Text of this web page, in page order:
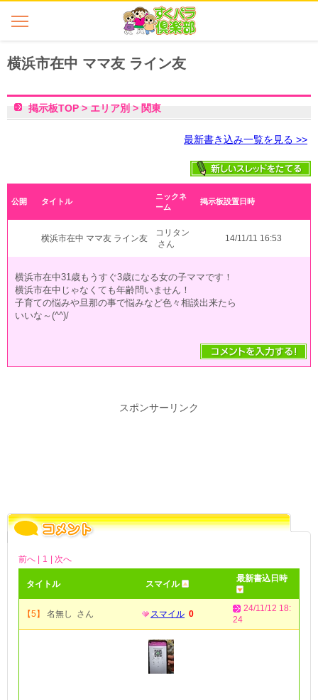
横浜市在中 ママ友 ライン友
最新書き込み一覧を見る >>
掲示板TOP > エリア別 > 関東
公開 タイトル
ニックネ
ーム
掲示板設置日時
横浜市在中 ママ友 ライン友
コリタン
さん
14/11/11 16:53
横浜市在中31歳もうすぐ3歳になる女の子ママです！
横浜市在中じゃなくても年齢問いません！
子育ての悩みや旦那の事で悩みなど色々相談出来たら
いいな～(^^)/
スポンサーリンク
前へ | 1 | 次へ
タイトル スマイル
最新書込日時
【5】 名無し さん スマイル 0
24/11/12 18:
24